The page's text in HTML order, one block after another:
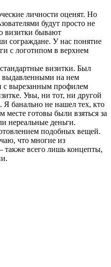
личности оценят. Но
будут просто не
визитки бывают
сограждане. У нас понятие
с логотипом в верхнем
визитки. Был
выдавленными на нем
с вырезанным профилем
Увы, ни тот, ни другой
Я банально не нашел тех, кто
месте готовы были взяться за
нереальные деньги.
подобных вещей.
что многие из
всего лишь концепты,